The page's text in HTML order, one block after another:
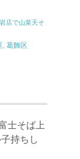
店で山菜天そ
葛飾区
士そば上
持ちし